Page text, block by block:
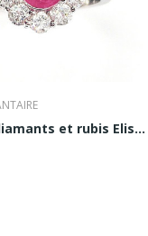
Bague or, diamants et rubis Elisabeth